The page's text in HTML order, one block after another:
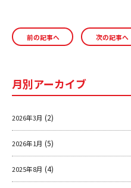
c
e
o
o
k
e ai
l
前の記事へ 次の記事へ
月別アーカイブ
2026年3月 (2)
2026年1月 (5)
2025年8月 (4)